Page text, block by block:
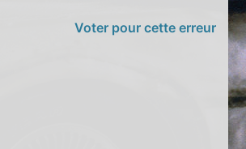
Voter pour cette erreur